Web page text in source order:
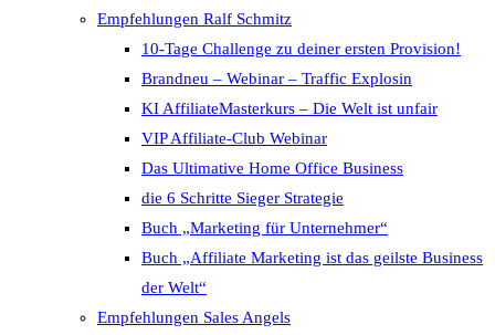
Empfehlungen Ralf Schmitz
10-Tage Challenge zu deiner ersten Provision!
Brandneu – Webinar – Traffic Explosin
KI AffiliateMasterkurs – Die Welt ist unfair
VIP Affiliate-Club Webinar
Das Ultimative Home Office Business
die 6 Schritte Sieger Strategie
Buch „Marketing für Unternehmer“
Buch „Affiliate Marketing ist das geilste Business
der Welt“
Empfehlungen Sales Angels